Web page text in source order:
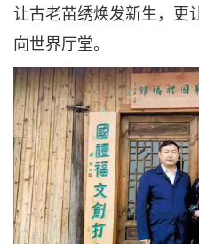
让古老苗绣焕发新生，更
向世界厅堂。